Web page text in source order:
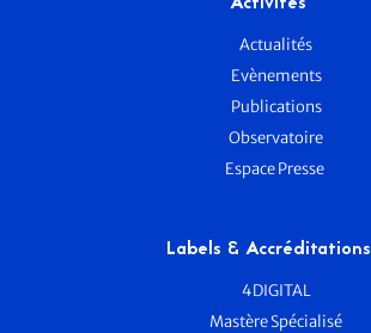
Actualités
Evènements
Publications
Observatoire
Espace Presse
Labels & Accréditations
4DIGITAL
Mastère Spécialisé